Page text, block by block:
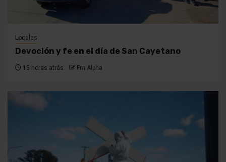
Locales
Devoción y fe en el día de San Cayetano
15 horas atrás Fm Alpha